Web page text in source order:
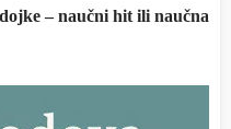
– naučni hit ili naučna